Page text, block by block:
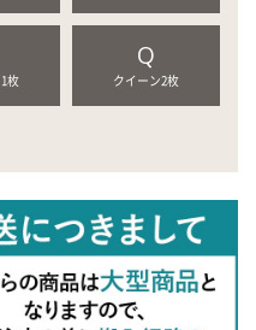
枚
Q
クイーン2枚